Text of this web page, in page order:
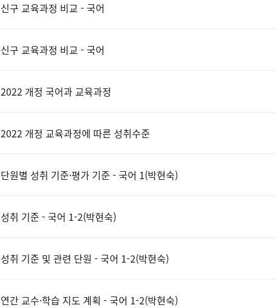
신구 교육과정 비교 - 국어
신구 교육과정 비교 - 국어
2022 개정 국어과 교육과정
2022 개정 교육과정에 따른 성취수준
단원별 성취 기준·평가 기준 - 국어 1(박현숙)
성취 기준 - 국어 1-2(박현숙)
성취 기준 및 관련 단원 - 국어 1-2(박현숙)
연간 교수·학습 지도 계획 - 국어 1-2(박현숙)